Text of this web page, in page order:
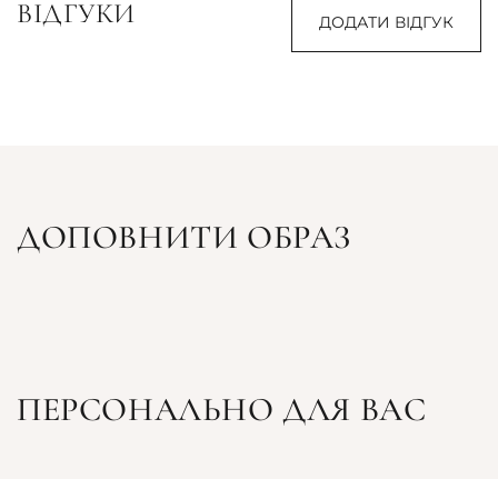
ВІДГУКИ ДОДАТИ ВІДГУК
ДОПОВНИТИ ОБРАЗ
ПЕРСОНАЛЬНО ДЛЯ ВАС